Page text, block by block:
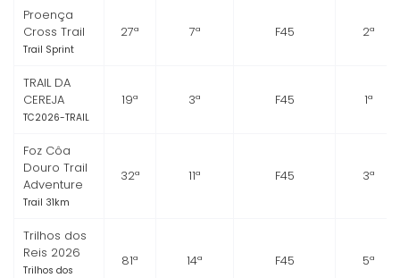
Proença
Cross Trail
Trail Sprint
27ª 7ª F45 2ª
TRAIL DA
CEREJA
TC2026-TRAIL
19ª 3ª F45 1ª
Foz Côa
Douro Trail
Adventure
Trail 31km
32ª 11ª F45 3ª
Trilhos dos
Reis 2026
Trilhos dos
81ª 14ª F45 5ª